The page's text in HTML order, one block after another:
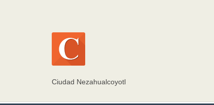
Ciudad Nezahualcoyotl